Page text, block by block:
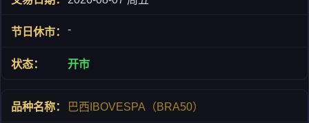
-
开市
巴西IBOVESPA（BRA50）